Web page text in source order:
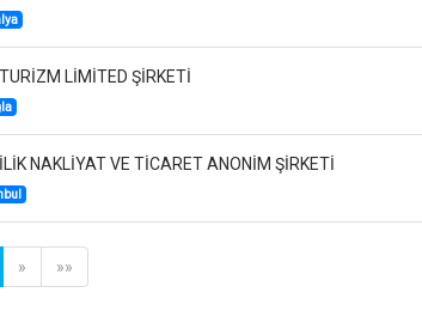
LİMİTED ŞİRKETİ
NAKLİYAT VE TİCARET ANONİM ŞİRKETİ
» »»